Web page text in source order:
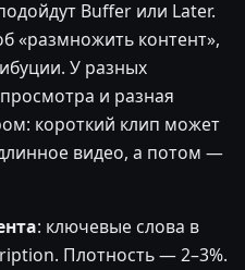
Buffer или Later.
«размножить контент»,
У разных
и разная
короткий клип может
видео, а потом —
: ключевые слова в
Плотность — 2–3%.